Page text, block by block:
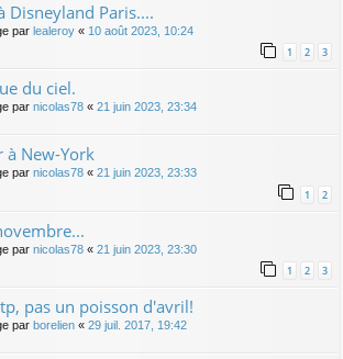
Disneyland Paris....
par lealeroy « 10 août 2023, 10:24
1 2 3
du ciel.
par nicolas78 « 21 juin 2023, 23:34
à New-York
par nicolas78 « 21 juin 2023, 23:33
1 2
par nicolas78 « 21 juin 2023, 23:30
1 2 3
pas un poisson d'avril!
par borelien « 29 juil. 2017, 19:42